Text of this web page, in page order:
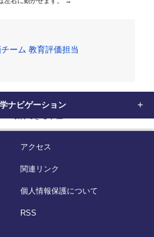
ーム 教育評価担当
ナビゲーション
アクセス
関連リンク
個人情報保護について
RSS